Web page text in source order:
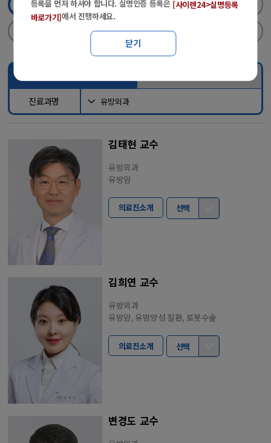
등록을 먼저 하셔야 합니다. 실명인증 등록은 [사이렌24>실명등록
바로가기]에서 진행하세요.
닫기
1단계 진료과/의료진선택 2단계 실명인증
날짜/진료시간선택 4단계
진료과명
김태현 교수
유방외과
유방암
의료진소개 선택
김희연 교수
유방외과
유방암, 유방양성 질환, 로봇수술
의료진소개 선택
변경도 교수